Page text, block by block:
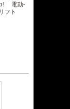
電動-
フト